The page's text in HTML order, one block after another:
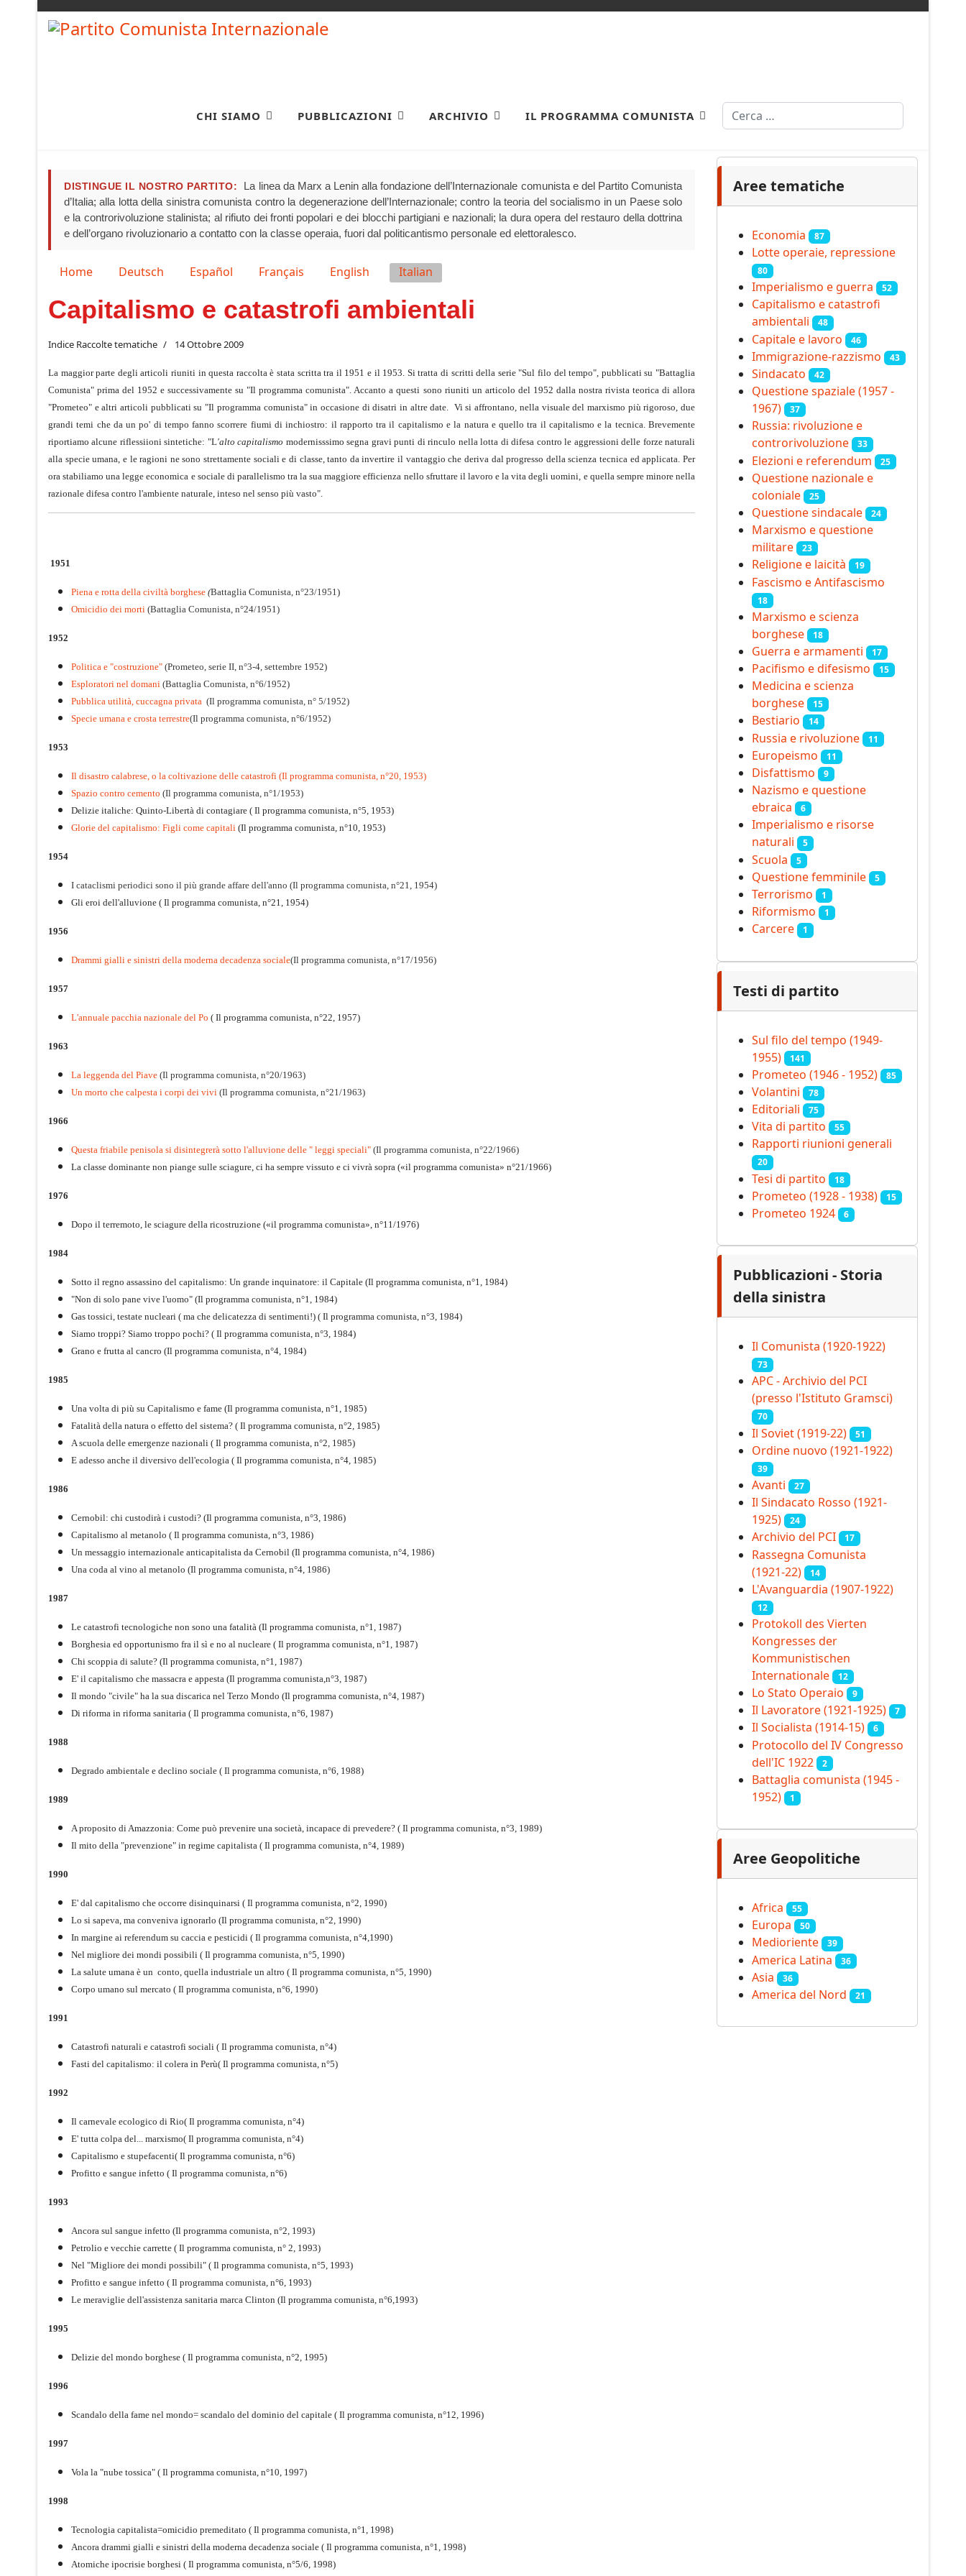
CHI SIAMO PUBBLICAZIONI ARCHIVIO IL PROGRAMMA COMUNISTA Cerca
DISTINGUE IL NOSTRO PARTITO:
La linea da Marx a Lenin alla fondazione dell’Internazionale comunista e del Partito Comunista
d’Italia; alla lotta della sinistra comunista contro la degenerazione dell’Internazionale; contro la teoria del socialismo in un Paese solo
e la controrivoluzione stalinista; al rifiuto dei fronti popolari e dei blocchi partigiani e nazionali; la dura opera del restauro della dottrina
e dell’organo rivoluzionario a contatto con la classe operaia, fuori dal politicantismo personale ed elettoralesco.
Seleziona la tua lingua
Home Deutsch Español Français English Italian
Capitalismo e catastrofi ambientali
Indice Raccolte tematiche 14 Ottobre 2009
La maggior parte degli articoli riuniti in questa raccolta è stata scritta tra il 1951 e il 1953. Si tratta di scritti della serie "Sul filo del tempo", pubblicati su "Battaglia
Comunista" prima del 1952 e successivamente su "Il programma comunista". Accanto a questi sono riuniti un articolo del 1952 dalla nostra rivista teorica di allora
"Prometeo" e altri articoli pubblicati su "Il programma comunista" in occasione di disatri in altre date. Vi si affrontano, nella visuale del marxismo più rigoroso, due
grandi temi che da un po' di tempo fanno scorrere fiumi di inchiostro: il rapporto tra il capitalismo e la natura e quello tra il capitalismo e la tecnica. Brevemente
riportiamo alcune riflessiioni sintetiche: "L'alto capitalismo modernisssimo segna gravi punti di rinculo nella lotta di difesa contro le aggressioni delle forze naturali
alla specie umana, e le ragioni ne sono strettamente sociali e di classe, tanto da invertire il vantaggio che deriva dal progresso della scienza tecnica ed applicata. Per
ora stabiliamo una legge economica e sociale di parallelismo tra la sua maggiore efficienza nello sfruttare il lavoro e la vita degli uomini, e quella sempre minore nella
razionale difesa contro l'ambiente naturale, inteso nel senso più vasto".
1951
Piena e rotta della civiltà borghese (Battaglia Comunista, n°23/1951 )
Omicidio dei morti (Battaglia Comunista, n°24/1951)
1952
Politica e "costruzione" (Prometeo, serie II, n°3-4, settembre 1952)
Esploratori nel domani (Battaglia Comunista, n°6/1952)
Pubblica utilità, cuccagna privata (Il programma comunista, n° 5/1952)
Specie umana e crosta terrestre(Il programma comunista, n°6/1952)
1953
Il disastro calabrese, o la coltivazione delle catastrofi (Il programma comunista, n°20, 1953)
Spazio contro cemento (Il programma comunista, n°1/1953)
Delizie italiche: Quinto-Libertà di contagiare ( Il programma comunista, n°5, 1953)
Glorie del capitalismo: Figli come capitali (Il programma comunista, n°10, 1953)
1954
I cataclismi periodici sono il più grande affare dell'anno (Il programma comunista, n°21, 1954)
Gli eroi dell'alluvione ( Il programma comunista, n°21, 1954)
1956
Drammi gialli e sinistri della moderna decadenza sociale(Il programma comunista, n°17/1956)
1957
L'annuale pacchia nazionale del Po ( Il programma comunista, n°22, 1957)
1963
La leggenda del Piave (Il programma comunista, n°20/1963)
Un morto che calpesta i corpi dei vivi (Il programma comunista, n°21/1963)
1966
Questa friabile penisola si disintegrerà sotto l'alluvione delle " leggi speciali" (Il programma comunista, n°22/1966)
La classe dominante non piange sulle sciagure, ci ha sempre vissuto e ci vivrà sopra («il programma comunista» n°21/1966)
1976
Dopo il terremoto, le sciagure della ricostruzione («il programma comunista», n°11/1976)
1984
Sotto il regno assassino del capitalismo: Un grande inquinatore: il Capitale (Il programma comunista, n°1, 1984)
"Non di solo pane vive l'uomo" (Il programma comunista, n°1, 1984)
Gas tossici, testate nucleari ( ma che delicatezza di sentimenti!) ( Il programma comunista, n°3, 1984)
Siamo troppi? Siamo troppo pochi? ( Il programma comunista, n°3, 1984)
Grano e frutta al cancro (Il programma comunista, n°4, 1984)
1985
Una volta di più su Capitalismo e fame (Il programma comunista, n°1, 1985)
Fatalità della natura o effetto del sistema? ( Il programma comunista, n°2, 1985)
A scuola delle emergenze nazionali ( Il programma comunista, n°2, 1985)
E adesso anche il diversivo dell'ecologia ( Il programma comunista, n°4, 1985)
1986
Cernobil: chi custodirà i custodi? (Il programma comunista, n°3, 1986)
Capitalismo al metanolo ( Il programma comunista, n°3, 1986)
Un messaggio internazionale anticapitalista da Cernobil (Il programma comunista, n°4, 1986)
Una coda al vino al metanolo (Il programma comunista, n°4, 1986)
1987
Le catastrofi tecnologiche non sono una fatalità (Il programma comunista, n°1, 1987)
Borghesia ed opportunismo fra il sì e no al nucleare ( Il programma comunista, n°1, 1987)
Chi scoppia di salute? (Il programma comunista, n°1, 1987)
E' il capitalismo che massacra e appesta (Il programma comunista,n°3, 1987)
Il mondo "civile" ha la sua discarica nel Terzo Mondo (Il programma comunista, n°4, 1987)
Di riforma in riforma sanitaria ( Il programma comunista, n°6, 1987)
1988
Degrado ambientale e declino sociale ( Il programma comunista, n°6, 1988)
1989
A proposito di Amazzonia: Come può prevenire una società, incapace di prevedere? ( Il programma comunista, n°3, 1989)
Il mito della "prevenzione" in regime capitalista ( Il programma comunista, n°4, 1989)
1990
E' dal capitalismo che occorre disinquinarsi ( Il programma comunista, n°2, 1990)
Lo si sapeva, ma conveniva ignorarlo (Il programma comunista, n°2, 1990)
In margine ai referendum su caccia e pesticidi ( Il programma comunista, n°4,1990)
Nel migliore dei mondi possibili ( Il programma comunista, n°5, 1990)
La salute umana è un conto, quella industriale un altro ( Il programma comunista, n°5, 1990)
Corpo umano sul mercato ( Il programma comunista, n°6, 1990)
1991
Catastrofi naturali e catastrofi sociali ( Il programma comunista, n°4)
Fasti del capitalismo: il colera in Perù( Il programma comunista, n°5)
1992
Il carnevale ecologico di Rio( Il programma comunista, n°4)
E' tutta colpa del... marxismo( Il programma comunista, n°4)
Capitalismo e stupefacenti( Il programma comunista, n°6)
Profitto e sangue infetto ( Il programma comunista, n°6)
1993
Ancora sul sangue infetto (Il programma comunista, n°2, 1993)
Petrolio e vecchie carrette ( Il programma comunista, n° 2, 1993)
Nel "Migliore dei mondi possibili" ( Il programma comunista, n°5, 1993)
Profitto e sangue infetto ( Il programma comunista, n°6, 1993)
Le meraviglie dell'assistenza sanitaria marca Clinton (Il programma comunista, n°6,1993)
1995
Delizie del mondo borghese ( Il programma comunista, n°2, 1995)
1996
Scandalo della fame nel mondo= scandalo del dominio del capitale ( Il programma comunista, n°12, 1996)
1997
Vola la "nube tossica" ( Il programma comunista, n°10, 1997)
1998
Tecnologia capitalista=omicidio premeditato ( Il programma comunista, n°1, 1998)
Ancora drammi gialli e sinistri della moderna decadenza sociale ( Il programma comunista, n°1, 1998)
Atomiche ipocrisie borghesi ( Il programma comunista, n°5/6, 1998)
Aree tematiche
Economia 87
Lotte operaie, repressione
80
Imperialismo e guerra 52
Capitalismo e catastrofi
ambientali
48
Capitale e lavoro 46
Immigrazione-razzismo 43
Sindacato 42
Questione spaziale (1957 -
1967)
37
Russia: rivoluzione e
controrivoluzione
33
Elezioni e referendum 25
Questione nazionale e
coloniale
25
Questione sindacale 24
Marxismo e questione
militare
23
Religione e laicità 19
Fascismo e Antifascismo
18
Marxismo e scienza
borghese
18
Guerra e armamenti 17
Pacifismo e difesismo 15
Medicina e scienza
borghese
15
Bestiario 14
Russia e rivoluzione 11
Europeismo 11
Disfattismo 9
Nazismo e questione
ebraica
6
Imperialismo e risorse
naturali
5
Scuola 5
Questione femminile 5
Terrorismo 1
Riformismo 1
Carcere 1
Testi di partito
Sul filo del tempo (1949-
1955)
141
Prometeo (1946 - 1952) 85
Volantini 78
Editoriali 75
Vita di partito 55
Rapporti riunioni generali
20
Tesi di partito 18
Prometeo (1928 - 1938) 15
Prometeo 1924 6
Pubblicazioni - Storia
della sinistra
Il Comunista (1920-1922)
73
APC - Archivio del PCI
(presso l'Istituto Gramsci)
70
Il Soviet (1919‑22) 51
Ordine nuovo (1921-1922)
39
Avanti 27
Il Sindacato Rosso (1921-
1925)
24
Archivio del PCI 17
Rassegna Comunista
(1921‑22)
14
L'Avanguardia (1907-1922)
12
Protokoll des Vierten
Kongresses der
Kommunistischen
Internationale
12
Lo Stato Operaio 9
Il Lavoratore (1921-1925) 7
Il Socialista (1914‑15) 6
Protocollo del IV Congresso
dell'IC 1922
2
Battaglia comunista (1945 -
1952)
1
Aree Geopolitiche
Africa 55
Europa 50
Medioriente 39
America Latina 36
Asia 36
America del Nord 21